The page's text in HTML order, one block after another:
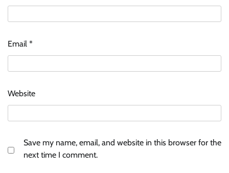
Email *
Website
Save my name, email, and website in this browser for the
next time I comment.